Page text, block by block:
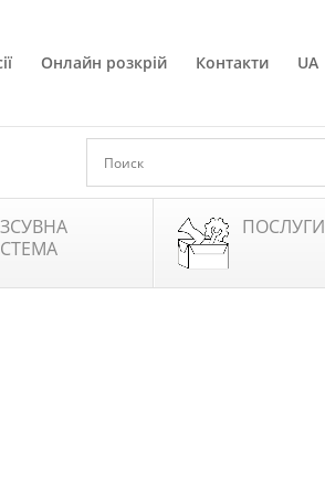
Онлайн розкрій Контакти UA
ПОСЛУГИ